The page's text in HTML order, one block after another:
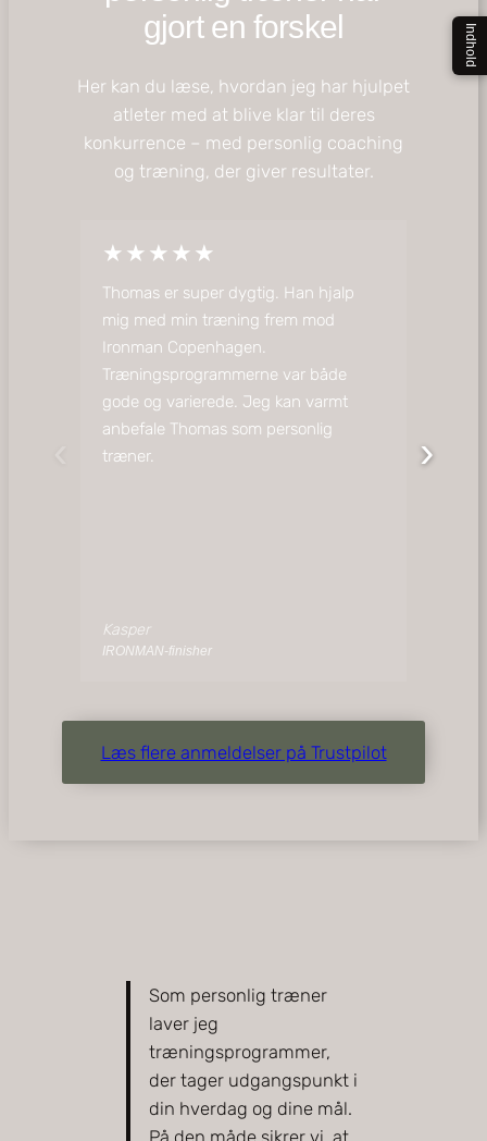
gjort en forskel
Her kan du læse, hvordan jeg har hjulpet
atleter med at blive klar til deres
konkurrence – med personlig coaching
og træning, der giver resultater.
★★★★★
Thomas er super dygtig. Han hjalp
mig med min træning frem mod
Ironman Copenhagen.
Træningsprogrammerne var både
gode og varierede. Jeg kan varmt
anbefale Thomas som personlig
træner.
Kasper
IRONMAN-finisher
løb
›
Læs flere anmeldelser på Trustpilot
Som personlig træner
laver jeg
træningsprogrammer,
der tager udgangspunkt i
din hverdag og dine mål.
På den måde sikrer vi, at
Indhold